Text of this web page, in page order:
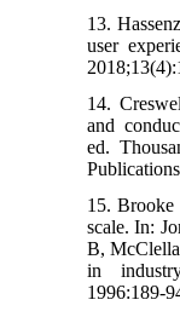
13.
user
14.
and
ed.
15.
scale. In:
B,
in
1996:189-